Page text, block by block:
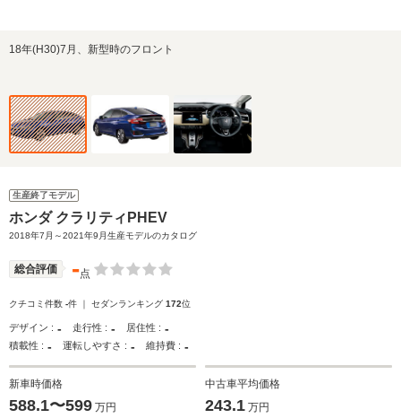
18年(H30)7月、新型時のフロント
生産終了モデル
ホンダ クラリティPHEV
2018年7月～2021年9月生産モデルのカタログ
総合評価 -点
クチコミ件数 -件 ｜ セダンランキング 172位
デザイン : - 走行性 : - 居住性 : -
積載性 : - 運転しやすさ : - 維持費 : -
新車時価格
588.1〜599 万円
中古車平均価格
243.1 万円